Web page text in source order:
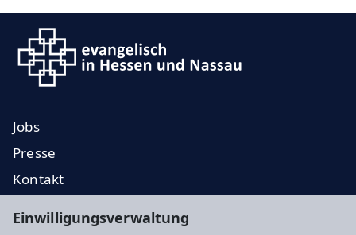
Einwilligungsverwaltung
Jobs
Presse
Kontakt